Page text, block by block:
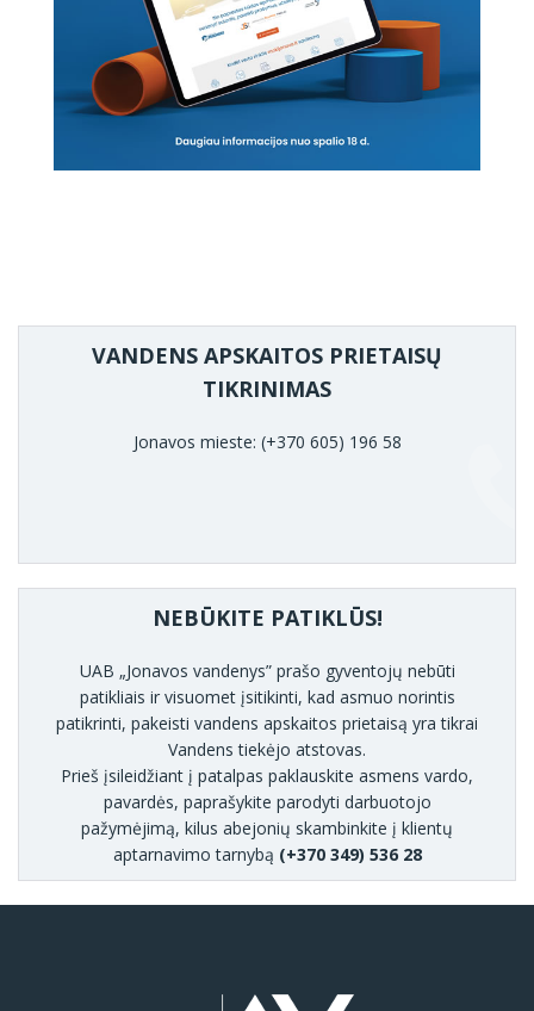
VANDENS APSKAITOS PRIETAISŲ
TIKRINIMAS
Jonavos mieste: (+370 605) 196 58
NEBŪKITE PATIKLŪS!
UAB „Jonavos vandenys” prašo gyventojų nebūti
patikliais ir visuomet įsitikinti, kad asmuo norintis
patikrinti, pakeisti vandens apskaitos prietaisą yra tikrai
Vandens tiekėjo atstovas.
Prieš įsileidžiant į patalpas paklauskite asmens vardo,
pavardės, paprašykite parodyti darbuotojo
pažymėjimą, kilus abejonių skambinkite į klientų
aptarnavimo tarnybą (+370 349) 536 28